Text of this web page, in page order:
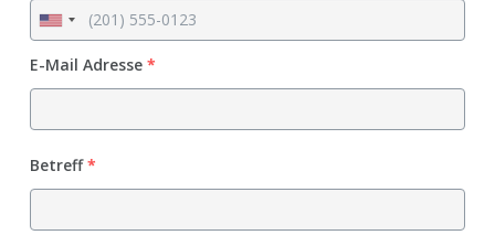
E-Mail Adresse *
Betreff *